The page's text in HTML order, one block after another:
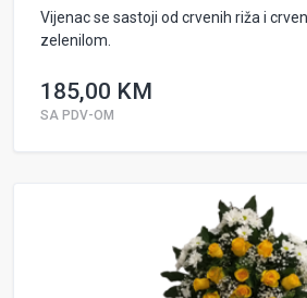
Vijenac se sastoji od crvenih riža i
zelenilom.
185,00 KM
SA PDV-OM